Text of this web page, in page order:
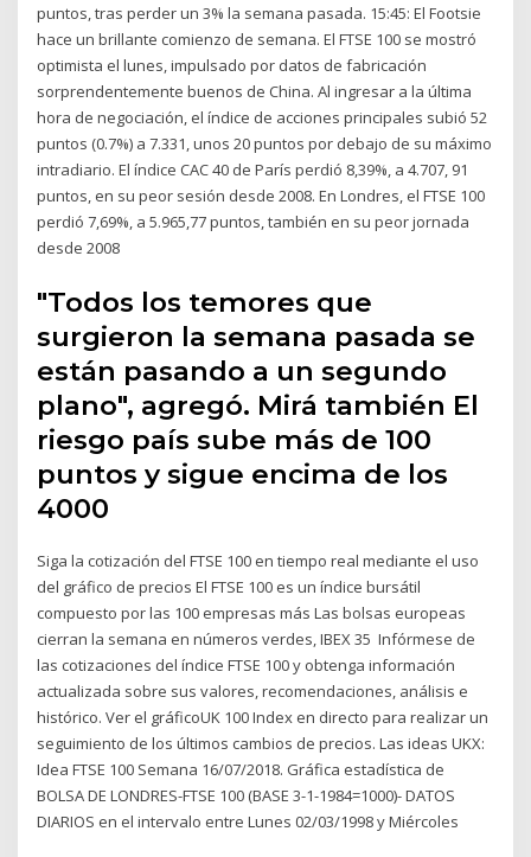
puntos, tras perder un 3% la semana pasada. 15:45: El Footsie
hace un brillante comienzo de semana. El FTSE 100 se mostró
optimista el lunes, impulsado por datos de fabricación
sorprendentemente buenos de China. Al ingresar a la última
hora de negociación, el índice de acciones principales subió 52
puntos (0.7%) a 7.331, unos 20 puntos por debajo de su máximo
intradiario. El índice CAC 40 de París perdió 8,39%, a 4.707, 91
puntos, en su peor sesión desde 2008. En Londres, el FTSE 100
perdió 7,69%, a 5.965,77 puntos, también en su peor jornada
desde 2008
"Todos los temores que
surgieron la semana pasada se
están pasando a un segundo
plano", agregó. Mirá también El
riesgo país sube más de 100
puntos y sigue encima de los
4000
Siga la cotización del FTSE 100 en tiempo real mediante el uso
del gráfico de precios El FTSE 100 es un índice bursátil
compuesto por las 100 empresas más Las bolsas europeas
cierran la semana en números verdes, IBEX 35 Infórmese de
las cotizaciones del índice FTSE 100 y obtenga información
actualizada sobre sus valores, recomendaciones, análisis e
histórico. Ver el gráficoUK 100 Index en directo para realizar un
seguimiento de los últimos cambios de precios. Las ideas UKX:
Idea FTSE 100 Semana 16/07/2018. Gráfica estadística de
BOLSA DE LONDRES-FTSE 100 (BASE 3-1-1984=1000)- DATOS
DIARIOS en el intervalo entre Lunes 02/03/1998 y Miércoles